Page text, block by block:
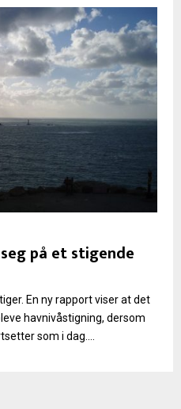
på et stigende
En ny rapport viser at det
havnivåstigning, dersom
som i dag....